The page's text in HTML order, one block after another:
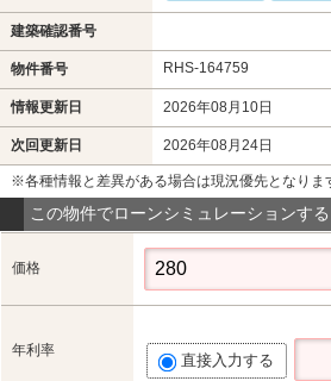
建築確認番号
物件番号 RHS-164759
情報更新日 2026年08月10日
次回更新日 2026年08月24日
※各種情報と差異がある場合は現況優先となりま
この物件でローンシミュレーションする
価格
年利率
直接入力する